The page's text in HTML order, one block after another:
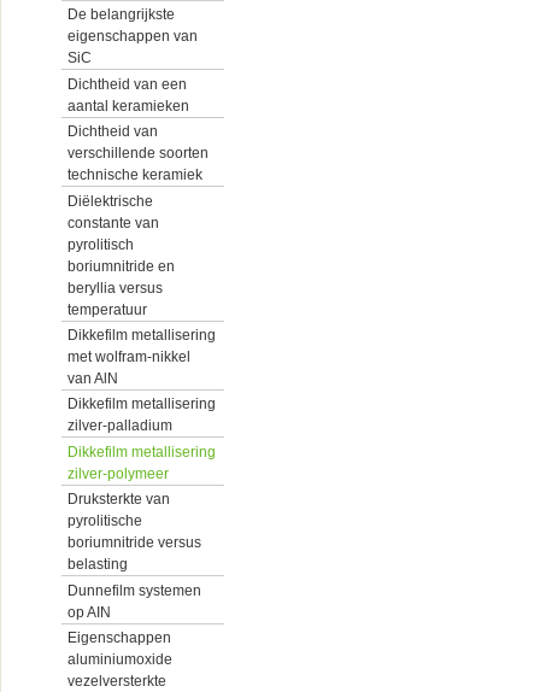
De belangrijkste
eigenschappen van
SiC
Dichtheid van een
aantal keramieken
Dichtheid van
verschillende soorten
technische keramiek
Diëlektrische
constante van
pyrolitisch
boriumnitride en
beryllia versus
temperatuur
Dikkefilm metallisering
met wolfram-nikkel
van AlN
Dikkefilm metallisering
zilver-palladium
Dikkefilm metallisering
zilver-polymeer
Druksterkte van
pyrolitische
boriumnitride versus
belasting
Dunnefilm systemen
op AIN
Eigenschappen
aluminiumoxide
vezelversterkte